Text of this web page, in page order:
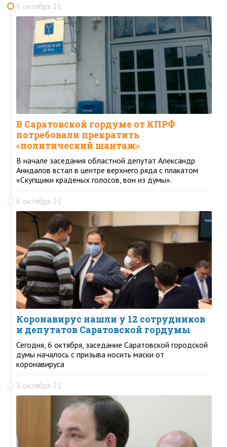
6 октября 21
В Саратовской гордуме от КПРФ
потребовали прекратить
«политический шантаж»
В начале заседания областной депутат Александр
Анидалов встал в центре верхнего ряда с плакатом
«Скупщики краденых голосов, вон из думы».
6 октября 21
Коронавирус нашли у 12 сотрудников
и депутатов Саратовской гордумы
Сегодня, 6 октября, заседание Саратовской городской
думы началось с призыва носить маски от
коронавируса
1 октября 21